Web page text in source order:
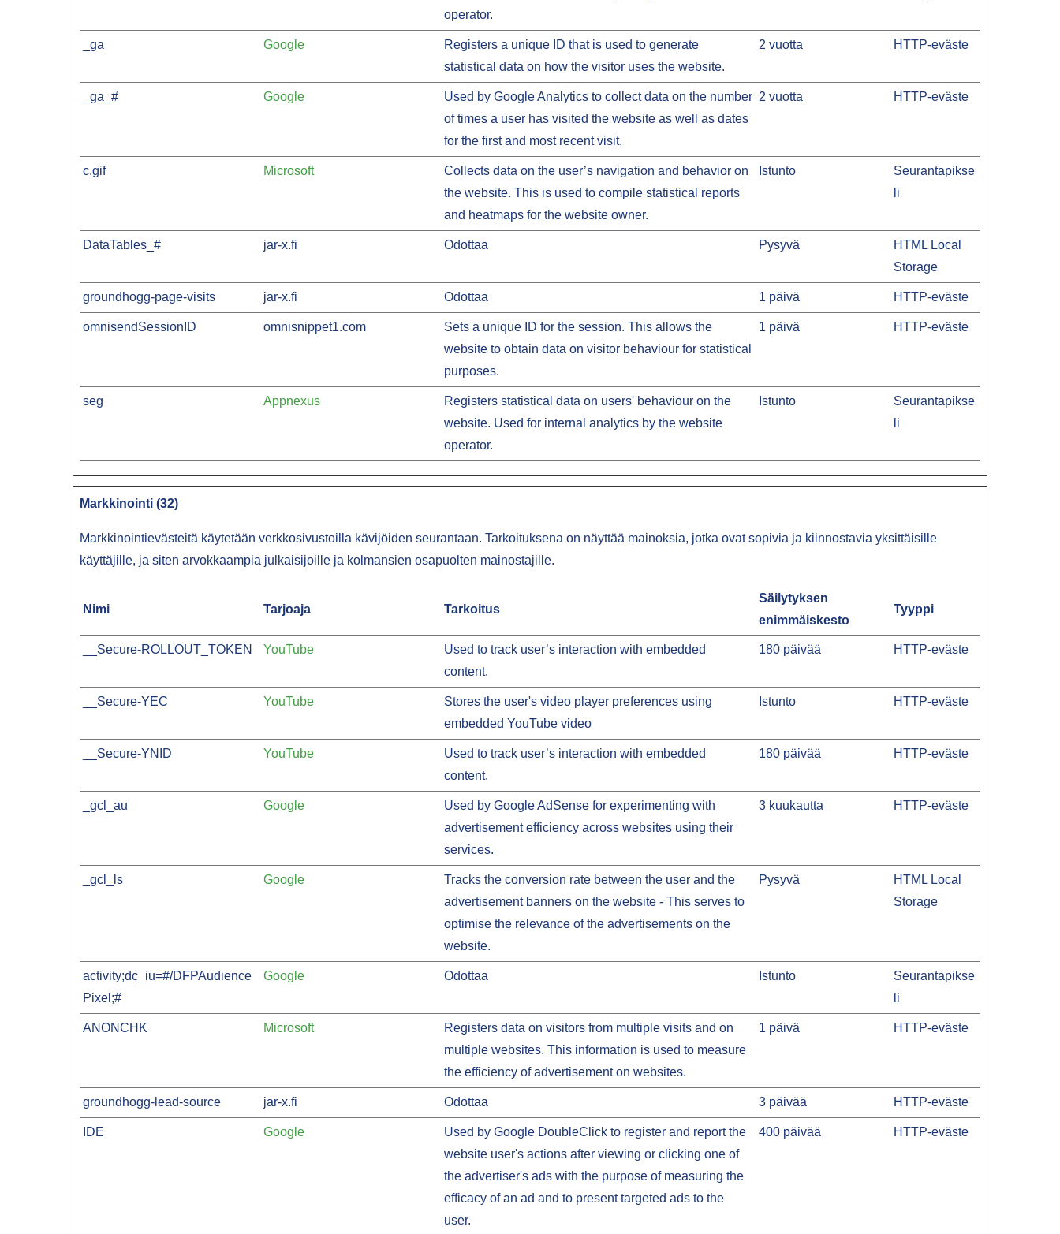
operator.
_ga Google
Registers a unique ID that is used to generate
statistical data on how the visitor uses the website.
2 vuotta HTTP-eväste
_ga_# Google
Used by Google Analytics to collect data on the number
of times a user has visited the website as well as dates
for the first and most recent visit.
2 vuotta HTTP-eväste
c.gif Microsoft
Collects data on the user’s navigation and behavior on
the website. This is used to compile statistical reports
and heatmaps for the website owner.
Istunto
Seurantapikse
li
DataTables_# jar-x.fi Odottaa Pysyvä
HTML Local
Storage
groundhogg-page-visits jar-x.fi Odottaa 1 päivä HTTP-eväste
omnisendSessionID omnisnippet1.com
Sets a unique ID for the session. This allows the
website to obtain data on visitor behaviour for statistical
purposes.
1 päivä HTTP-eväste
seg Appnexus
Registers statistical data on users' behaviour on the
website. Used for internal analytics by the website
operator.
Istunto
Seurantapikse
li
Markkinointi (32)
Markkinointievästeitä käytetään verkkosivustoilla kävijöiden seurantaan. Tarkoituksena on näyttää mainoksia, jotka ovat sopivia ja kiinnostavia yksittäisille
käyttäjille, ja siten arvokkaampia julkaisijoille ja kolmansien osapuolten mainostajille.
Nimi Tarjoaja Tarkoitus
Säilytyksen
enimmäiskesto
Tyyppi
__Secure-ROLLOUT_TOKEN YouTube
Used to track user’s interaction with embedded
content.
180 päivää HTTP-eväste
__Secure-YEC YouTube
Stores the user's video player preferences using
embedded YouTube video
Istunto HTTP-eväste
__Secure-YNID YouTube
Used to track user’s interaction with embedded
content.
180 päivää HTTP-eväste
_gcl_au Google
Used by Google AdSense for experimenting with
advertisement efficiency across websites using their
services.
3 kuukautta HTTP-eväste
_gcl_ls Google
Tracks the conversion rate between the user and the
advertisement banners on the website - This serves to
optimise the relevance of the advertisements on the
website.
Pysyvä
HTML Local
Storage
activity;dc_iu=#/DFPAudience
Pixel;#
Google Odottaa Istunto
Seurantapikse
li
ANONCHK Microsoft
Registers data on visitors from multiple visits and on
multiple websites. This information is used to measure
the efficiency of advertisement on websites.
1 päivä HTTP-eväste
groundhogg-lead-source jar-x.fi Odottaa 3 päivää HTTP-eväste
IDE Google
Used by Google DoubleClick to register and report the
website user's actions after viewing or clicking one of
the advertiser's ads with the purpose of measuring the
efficacy of an ad and to present targeted ads to the
user.
400 päivää HTTP-eväste